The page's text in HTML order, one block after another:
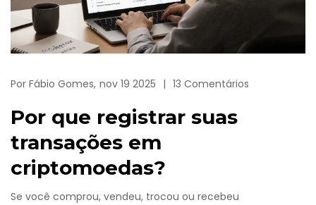
Por Fábio Gomes, nov 19 2025 13 Comentários
Por que registrar suas
transações em
criptomoedas?
Se você comprou, vendeu, trocou ou recebeu